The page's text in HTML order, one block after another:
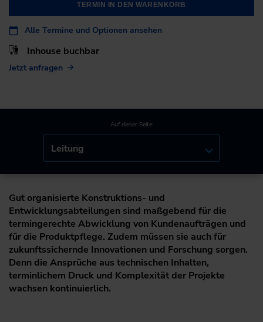
TERMIN IN DEN WARENKORB
Alle Termine und Optionen ansehen
Inhouse buchbar
Jetzt anfragen
Auf dieser Seite:
Leitung
Gut organisierte Konstruktions- und
Entwicklungsabteilungen sind maß­gebend für die
termingerechte Abwicklung von Kundenaufträgen und
für die Produktpflege. Zudem müssen sie auch für
zukunftssichernde Innovationen und Forschung sorgen.
Denn die Ansprüche aus technischen Inhalten,
terminlichem Druck und Komplexität der Projekte
wachsen kontinuierlich.